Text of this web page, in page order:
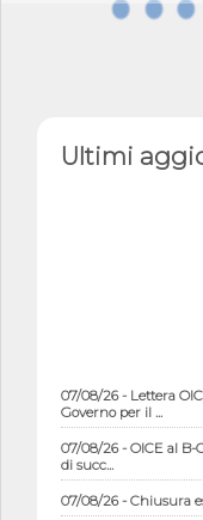
Ultimi
07/08/26 - Lettera
Governo per il ...
07/08/26 - OICE al B-
di succ...
07/08/26 - Chiusura